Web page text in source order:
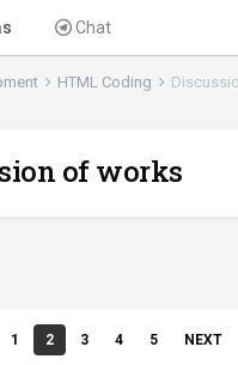
Chat
HTML Coding
of works
1 2 3 4 5 NEXT